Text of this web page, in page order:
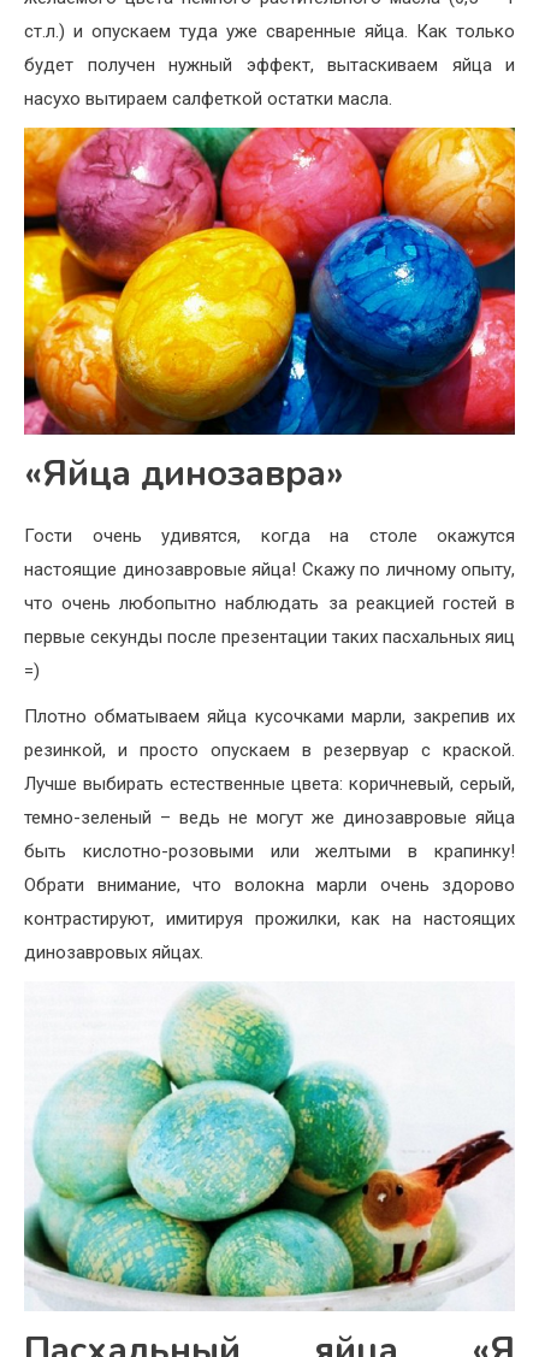
ст.л.) и опускаем туда уже сваренные яйца. Как только
будет получен нужный эффект, вытаскиваем яйца и
насухо вытираем салфеткой остатки масла.
«Яйца динозавра»
Гости очень удивятся, когда на столе окажутся
настоящие динозавровые яйца! Скажу по личному опыту,
что очень любопытно наблюдать за реакцией гостей в
первые секунды после презентации таких пасхальных яиц
=)
Плотно обматываем яйца кусочками марли, закрепив их
резинкой, и просто опускаем в резервуар с краской.
Лучше выбирать естественные цвета: коричневый, серый,
темно-зеленый – ведь не могут же динозавровые яйца
быть кислотно-розовыми или желтыми в крапинку!
Обрати внимание, что волокна марли очень здорово
контрастируют, имитируя прожилки, как на настоящих
динозавровых яйцах.